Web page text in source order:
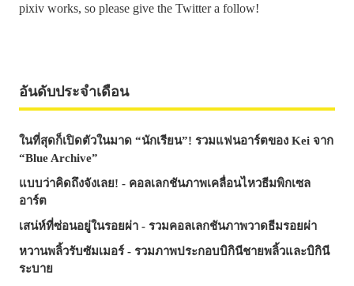
pixiv works, so please give the Twitter a follow!
อันดับประจำเดือน
ในที่สุดก็เปิดตัวในมาด “นักเรียน”! รวมแฟนอาร์ตของ Kei จาก
“Blue Archive”
แบบว่าคิดถึงจังเลย! - คอลเลกชันภาพเคลื่อนไหวธีมพิกเซล
อาร์ต
เสน่ห์ที่ซ่อนอยู่ในรอยผ่า - รวมคอลเลกชันภาพวาดธีมรอยผ่า
หวานพลิ้วรับซัมเมอร์ - รวมภาพประกอบบิกินีชายพลิ้วและบิกินี
ระบาย